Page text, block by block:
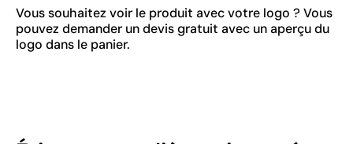
Vous souhaitez voir le produit avec votre logo ? Vous
pouvez demander un devis gratuit avec un aperçu du
logo dans le panier.